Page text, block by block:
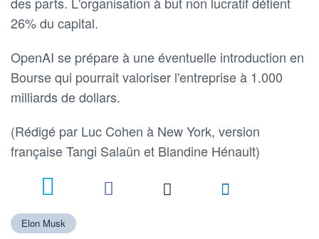
26% du capital.
OpenAI se prépare à une éventuelle introduction en
Bourse qui pourrait valoriser l'entreprise à 1.000
milliards de dollars.
(Rédigé par Luc Cohen à New York, version ​
française Tangi Salaün et Blandine Hénault)
Elon Musk